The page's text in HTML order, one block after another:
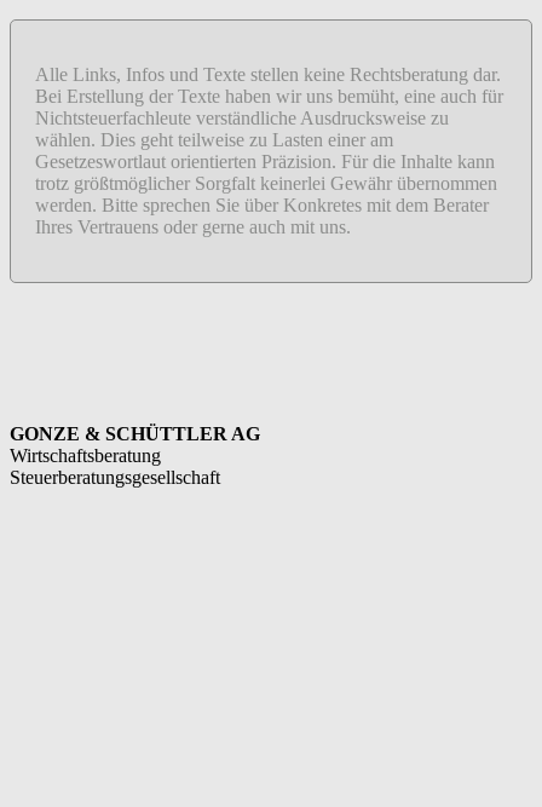
Alle Links, Infos und Texte stellen keine Rechtsberatung dar.
Bei Erstellung der Texte haben wir uns bemüht, eine auch für
Nichtsteuerfachleute verständliche Ausdrucksweise zu
wählen. Dies geht teilweise zu Lasten einer am
Gesetzeswortlaut orientierten Präzision. Für die Inhalte kann
trotz größtmöglicher Sorgfalt keinerlei Gewähr übernommen
werden. Bitte sprechen Sie über Konkretes mit dem Berater
Ihres Vertrauens oder gerne auch mit uns.
GONZE & SCHÜTTLER AG
Wirtschaftsberatung
Steuerberatungsgesellschaft